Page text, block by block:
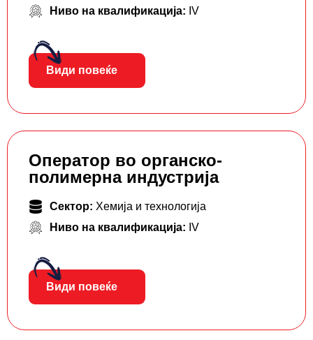
Ниво на квалификација: IV
Види повеќе
Оператор во органско-
полимерна индустрија
Сектор: Хемија и технологија
Ниво на квалификација: IV
Види повеќе